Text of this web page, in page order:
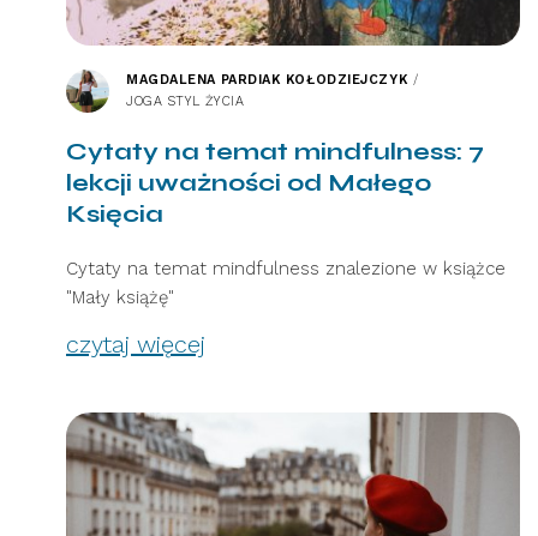
MAGDALENA PARDIAK KOŁODZIEJCZYK /
JOGA STYL ŻYCIA
Cytaty na temat mindfulness: 7
lekcji uważności od Małego
Księcia
Cytaty na temat mindfulness znalezione w książce
"Mały książę"
czytaj więcej